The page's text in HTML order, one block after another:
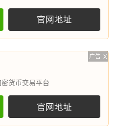
官网地址
广告 X
货币交易平台
官网地址